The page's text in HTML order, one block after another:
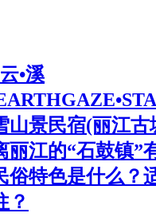
•溪
山景民宿(丽江古
丽江的“石鼓镇”
俗特色是什么？
？